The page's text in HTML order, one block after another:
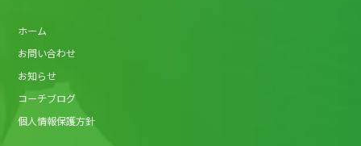
ホーム
お問い合わせ
お知らせ
コーチブログ
個人情報保護方針